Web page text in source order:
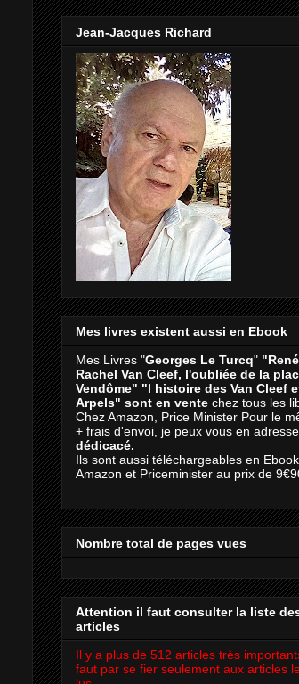
Jean-Jacques Richard
Mes livres existent aussi en Ebook
Mes Livres "Georges Le Turcq"
Rachel Van Cleef, l'oubliée de la
Vendôme" "l histoire des Van Cleef
Arpels" sont en vente chez tous les
Chez Amazon, Price Minister Pour le
+ frais d'envoi, je peux vous en
dédicacé.
Ils sont aussi téléchargeables en
Amazon et Priceminister au prix de
Nombre total de pages vues
Attention il faut consulter la liste
articles
Il y a plus de 512 articles très
faut par se fier seulement aux articles